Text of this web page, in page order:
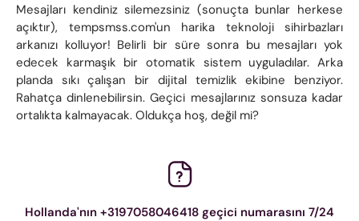
Mesajları kendiniz silemezsiniz (sonuçta bunlar herkese
açıktır), tempsmss.com'un harika teknoloji sihirbazları
arkanızı kolluyor! Belirli bir süre sonra bu mesajları yok
edecek karmaşık bir otomatik sistem uyguladılar. Arka
planda sıkı çalışan bir dijital temizlik ekibine benziyor.
Rahatça dinlenebilirsin. Geçici mesajlarınız sonsuza kadar
ortalıkta kalmayacak. Oldukça hoş, değil mi?
Hollanda'nın +3197058046418 geçici numarasını 7/24